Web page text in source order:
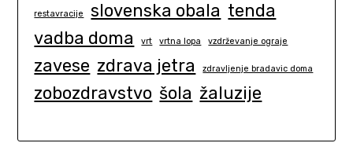
restavracije slovenska obala tenda
vadba doma
vrt vrtna lopa vzdrževanje ograje
zavese zdrava jetra zdravljenje bradavic doma
zobozdravstvo šola žaluzije